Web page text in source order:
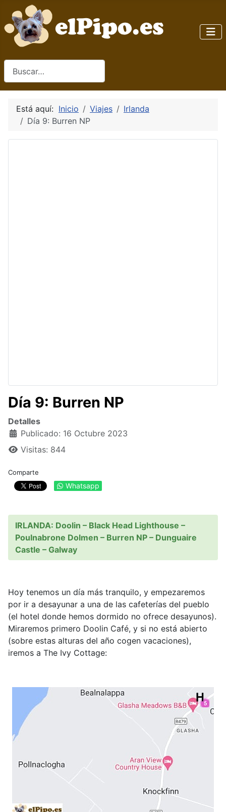
Está aquí: Inicio Viajes
Irlanda
Día 9: Burren NP
Día 9: Burren NP
Detalles
Publicado: 16 Octubre 2023
Visitas: 844
Comparte
Whatsapp
IRLANDA: Doolin – Black Head Lighthouse –
Poulnabrone Dolmen – Burren NP – Dunguaire
Castle – Galway
Hoy tenemos un día más tranquilo, y empezaremos
por ir a desayunar a una de las cafeterías del pueblo
(el hotel donde hemos dormido no ofrece desayunos).
Miraremos primero Doolin Café, y si no está abierto
(sobre estas alturas del año cogen vacaciones),
iremos a The Ivy Cottage: